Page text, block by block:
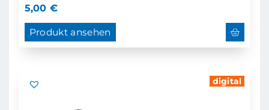
5,00 €
Produkt ansehen
digital